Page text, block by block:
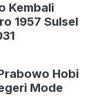
Kembali
1957 Sulsel
Hobi
Mode